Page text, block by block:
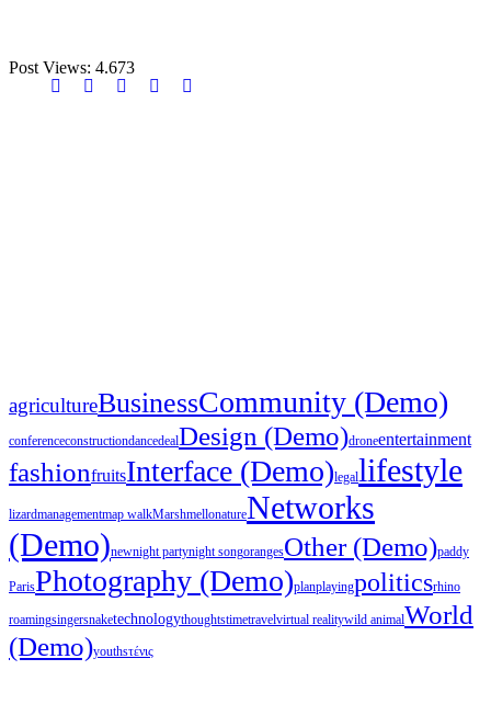
Post Views: 4.673
agricultureBusinessCommunity (Demo)
conferenceconstructiondancedealDesign (Demo)droneentertainment
fashionfruitsInterface (Demo)legallifestyle
lizardmanagementmap walkMarshmellonatureNetworks
(Demo)newnight partynight songorangesOther (Demo)paddy
ParisPhotography (Demo)planplayingpoliticsrhino
roamingsingersnaketechnologythoughtstimetravelvirtual realitywild animalWorld
(Demo)youthsτένις